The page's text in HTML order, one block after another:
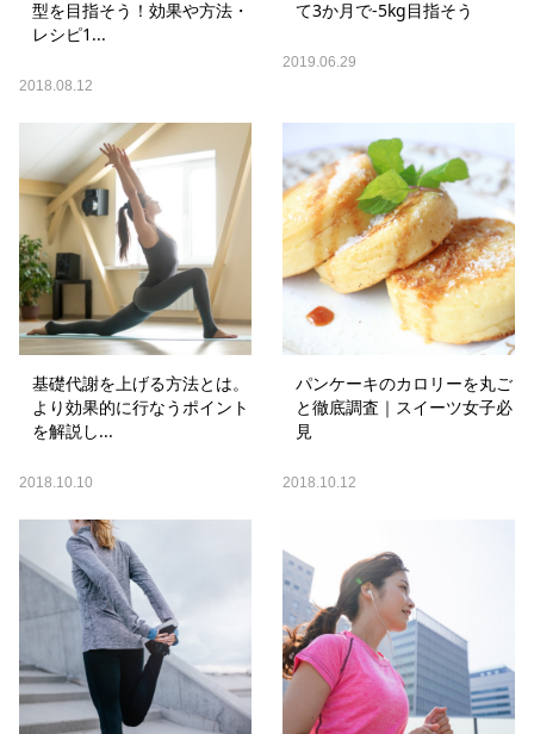
型を目指そう！効果や方法・
レシピ1...
2018.08.12
て3か月で-5kg目指そう
2019.06.29
基礎代謝を上げる方法とは。
より効果的に行なうポイント
を解説し...
2018.10.10
パンケーキのカロリーを丸ご
と徹底調査｜スイーツ女子必
見
2018.10.12